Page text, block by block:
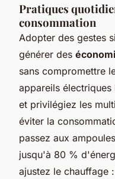
Pratiques
consommation
Adopter des gestes
générer des
sans compromettre
appareils
et privilégiez les
éviter la
passez aux
jusqu'à 80 %
ajustez le chauffage